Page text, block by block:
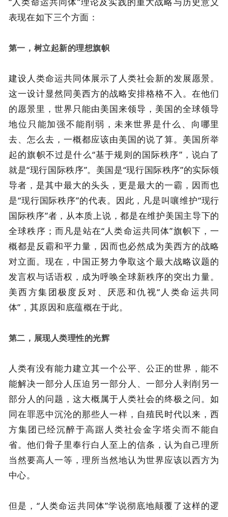
表现在如下三个方面：
第一，树立起新的理想旗帜
建设人类命运共同体展示了人类社会新的发展愿景。
这一设计显然同美西方的战略安排格格不入。在他们
的愿景里，世界只能由美国来领导，美国的全球领导
地位只能加强不能削弱，未来世界是什么、向哪里
去、怎么去，一概都应该由美国的说了算。美国所举
起的旗帜不过是什么“基于规则的国际秩序”，说白了
就是“现行国际秩序”。美国是“现行国际秩序”的实际领
导者，是其中最大的头头，更是最大的一霸，因而也
是“现行国际秩序”的代表。因此，凡是叫嚷维护“现行
国际秩序”者，从本质上说，都是在维护美国主导下的
全球秩序；而凡是站在“人类命运共同体”旗帜下，一
概都是反霸和平力量，因而也必然成为美西方的战略
对立面。现在，中国正努力争取这个最大战略议题的
发言权与话语权，成为呼唤全球新秩序的突出力量。
美西方集团极度反对、厌恶和仇视“人类命运共同
体”，其原因和底蕴概在于此。
第二，展现人类理性的光辉
人类有没有能力建立其一个公平、公正的世界，能不
能解决一部分人压迫另一部分人、一部分人剥削另一
部分人的问题，这大概属于人类社会的终极之问。如
同在罪恶中沉沦的那些人一样，自殖民时代以来，西
方集团已经沉醉于高踞人类社会金字塔尖而不能自
省。他们骨子里奉行白人至上的信条，认为自己理所
当然要高人一等，理所当然地认为世界应该以西方为
中心。
但是，“人类命运共同体”学说彻底地颠覆了这样的逻